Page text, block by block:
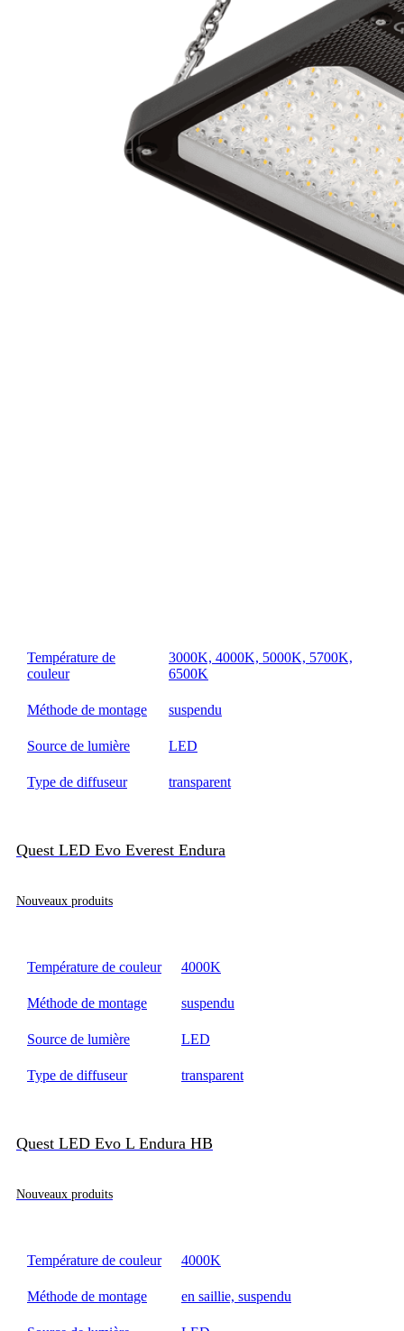
Température de
couleur
3000K, 4000K, 5000K, 5700K,
6500K
Méthode de montage suspendu
Source de lumière LED
Type de diffuseur transparent
Quest LED Evo Everest Endura
Nouveaux produits
Température de couleur 4000K
Méthode de montage suspendu
Source de lumière LED
Type de diffuseur transparent
Quest LED Evo L Endura HB
Nouveaux produits
Température de couleur 4000K
Méthode de montage en saillie, suspendu